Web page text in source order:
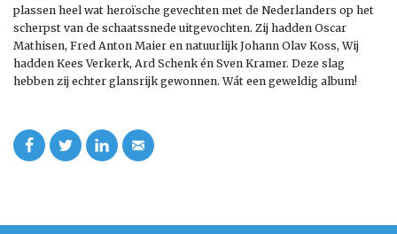
plassen heel wat heroïsche gevechten met de Nederlanders op het
scherpst van de schaatssnede uitgevochten. Zij hadden Oscar
Mathisen, Fred Anton Maier en natuurlijk Johann Olav Koss, Wij
hadden Kees Verkerk, Ard Schenk én Sven Kramer. Deze slag
hebben zij echter glansrijk gewonnen. Wát een geweldig album!